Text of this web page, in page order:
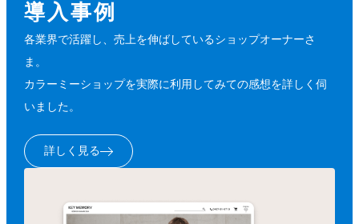
導入事例
各業界で活躍し、売上を伸ばしているショップオーナーさ
ま。
カラーミーショップを実際に利用してみての感想を詳しく伺
いました。
詳しく見る